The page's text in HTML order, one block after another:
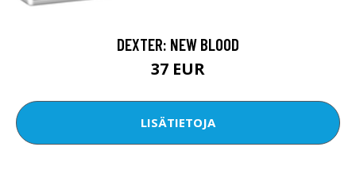
DEXTER: NEW BLOOD
37 EUR
LISÄTIETOJA